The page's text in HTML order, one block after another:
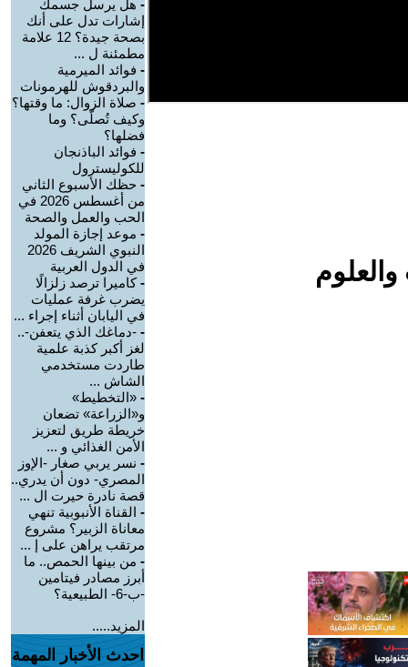
- هل يرسل جسمك
إشارات تدل على أنك
بصحة جيدة؟ 12 علامة
مطمئنة ل ...
- فوائد الميرمية
والبردقوش للهرمونات
- صلاة الزوال: ما وقتها؟
وكيف تُصلّى؟ وما
فضلها؟
- فوائد الباذنجان
للكوليسترول
- حظك الأسبوع الثاني
من أغسطس 2026 في
الحب والعمل والصحة
- موعد إجازة المولد
النبوي الشريف 2026
في الدول العربية
-كاميرا ترصد زلزالًا
يضرب غرفة عمليات
في اليابان أثناء إجراء ...
- -دماغك الذي يتعفن-..
لغز أكبر كذبة علمية
طاردت مستخدمي
الشاش ...
- «التخطيط»
و«الزراعة» تضعان
خريطة طريق لتعزيز
الأمن الغذائي و ...
- نسر يربي صغار -الإوز
المصري- دون أن يدري..
قصة نادرة حيرت ال ...
- القناة الأنبوبية تنهي
معاناة الزبير؟ مشروع
مرتقب يراهن على إ ...
- من بينها الحمص.. ما
أبرز مصادر فيتامين
-ب-6- الطبيعية؟
المزيد.....
احدث الأخبار المهمة